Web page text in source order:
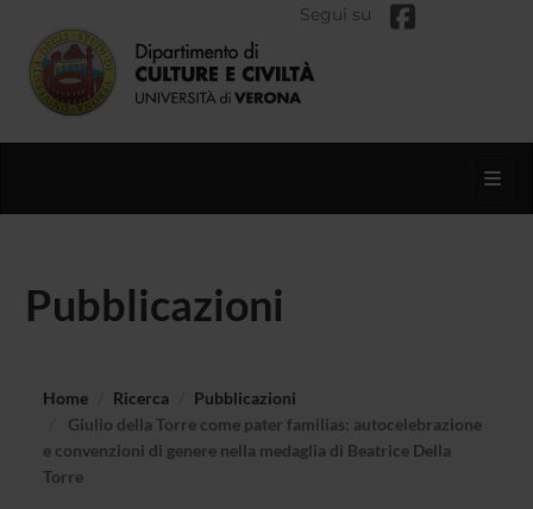
Segui su
Pubblicazioni
Home Ricerca
Pubblicazioni
Giulio della Torre come pater familias: autocelebrazione
e convenzioni di genere nella medaglia di Beatrice Della
Torre